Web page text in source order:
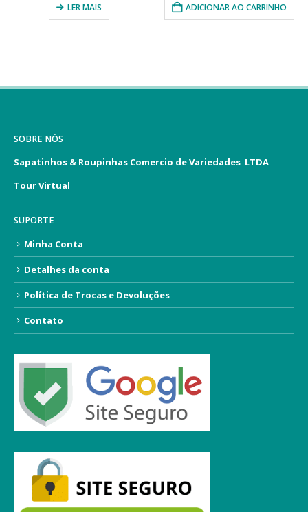
LER MAIS ADICIONAR AO CARRINHO
SOBRE NÓS
Sapatinhos & Roupinhas Comercio de Variedades LTDA
Tour Virtual
SUPORTE
Minha Conta
Detalhes da conta
Política de Trocas e Devoluções
Contato